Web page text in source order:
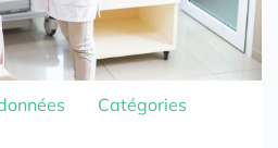
Catégories